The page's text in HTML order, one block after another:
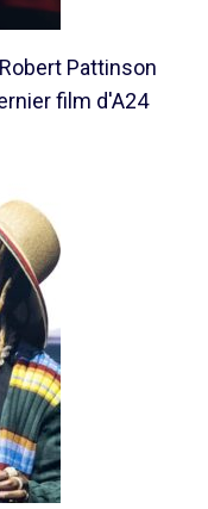
Pattinson
film d'A24